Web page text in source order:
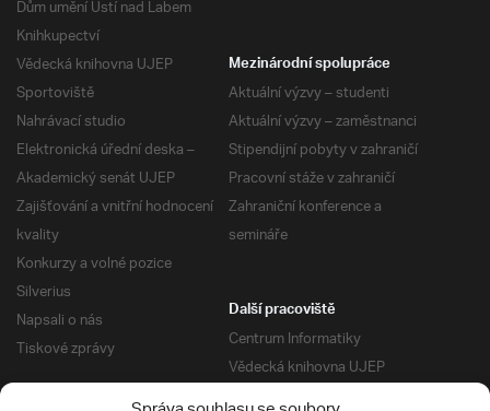
Dům umění Ústí nad Labem
Knihkupectví
Vědecká knihovna UJEP
Sportoviště
Nahrávací studio
Elektronická úřední deska –
Akademický senát UJEP
Zajišťování a vnitřní hodnocení
kvality
Konkurzy a volné pozice
Silverius
Napsali o nás
Tiskové zprávy
Mezinárodní spolupráce
Aktuální výzvy – studenti
Aktuální výzvy – zaměstnanci
Stipendijní pobyty v zahraničí
Pracovní stáže v zahraničí
Zahraniční konference a
semináře
Další pracoviště
Centrum Informatiky
Vědecká knihovna UJEP
Správa kolejí a menz